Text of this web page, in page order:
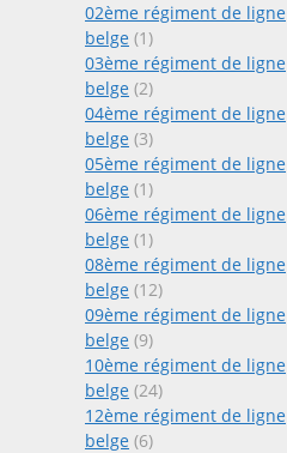
02ème régiment de ligne
belge (1)
03ème régiment de ligne
belge (2)
04ème régiment de ligne
belge (3)
05ème régiment de ligne
belge (1)
06ème régiment de ligne
belge (1)
08ème régiment de ligne
belge (12)
09ème régiment de ligne
belge (9)
10ème régiment de ligne
belge (24)
12ème régiment de ligne
belge (6)